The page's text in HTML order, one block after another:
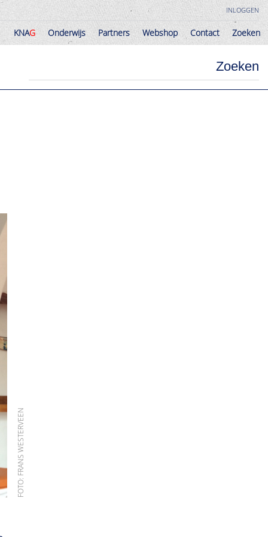
INLOGGEN
KNAG Onderwijs Partners Webshop Contact Zoeken
FOTO: FRANS WESTERVEEN